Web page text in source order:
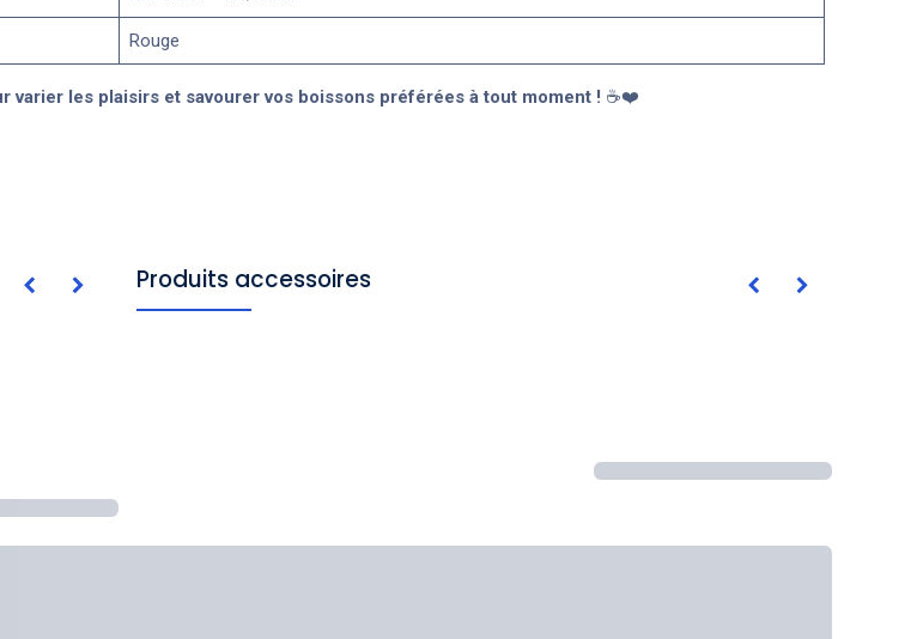
Rouge
les plaisirs et savourer vos boissons préférées à tout moment ! ☕❤️
Produits accessoires